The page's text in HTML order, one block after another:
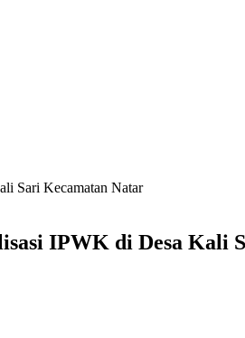
Sari Kecamatan Natar
IPWK di Desa Kali